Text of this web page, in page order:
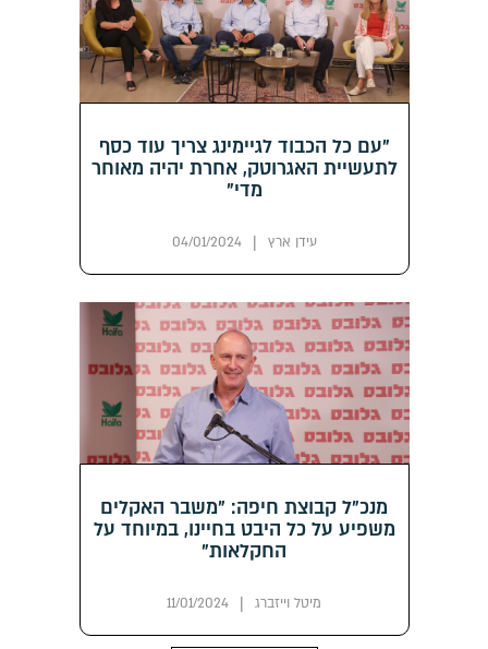
"עם כל הכבוד לגיימינג צריך עוד כסף
לתעשיית האגרוטק, אחרת יהיה מאוחר
מדי"
עידן ארץ |
04/01/2024
מנכ"ל קבוצת חיפה: "משבר האקלים
משפיע על כל היבט בחיינו, במיוחד על
החקלאות"
מיטל וייזברג |
11/01/2024